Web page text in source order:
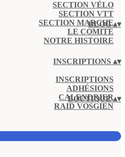
SECTION VÉLO
SECTION VTT
SECTION MARCHE
LE COMITÉ
NOTRE HISTOIRE
BLOG▴▾
INSCRIPTIONS ▴▾
INSCRIPTIONS
ADHÉSIONS
CALENDRIER
RAID VOSGIEN
BOUTIQUE▴▾